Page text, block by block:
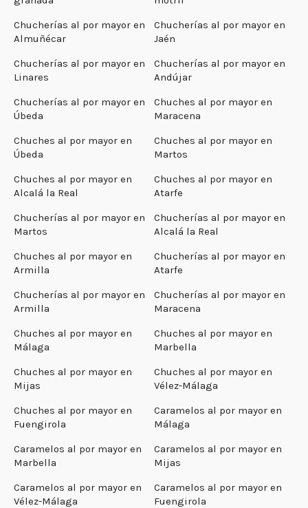
Chucherías al por mayor en
Almuñécar
Chucherías al por mayor en
Jaén
Chucherías al por mayor en
Linares
Chucherías al por mayor en
Andújar
Chucherías al por mayor en
Úbeda
Chuches al por mayor en
Maracena
Chuches al por mayor en
Úbeda
Chuches al por mayor en
Martos
Chuches al por mayor en
Alcalá la Real
Chuches al por mayor en
Atarfe
Chucherías al por mayor en
Martos
Chucherías al por mayor en
Alcalá la Real
Chuches al por mayor en
Armilla
Chucherías al por mayor en
Atarfe
Chucherías al por mayor en
Armilla
Chucherías al por mayor en
Maracena
Chuches al por mayor en
Málaga
Chuches al por mayor en
Marbella
Chuches al por mayor en
Mijas
Chuches al por mayor en
Vélez-Málaga
Chuches al por mayor en
Fuengirola
Caramelos al por mayor en
Málaga
Caramelos al por mayor en
Marbella
Caramelos al por mayor en
Mijas
Caramelos al por mayor en
Vélez-Málaga
Caramelos al por mayor en
Fuengirola